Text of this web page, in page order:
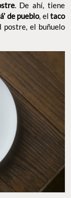
. De ahí, tiene
de pueblo, eltaco
postre, el buñuelo